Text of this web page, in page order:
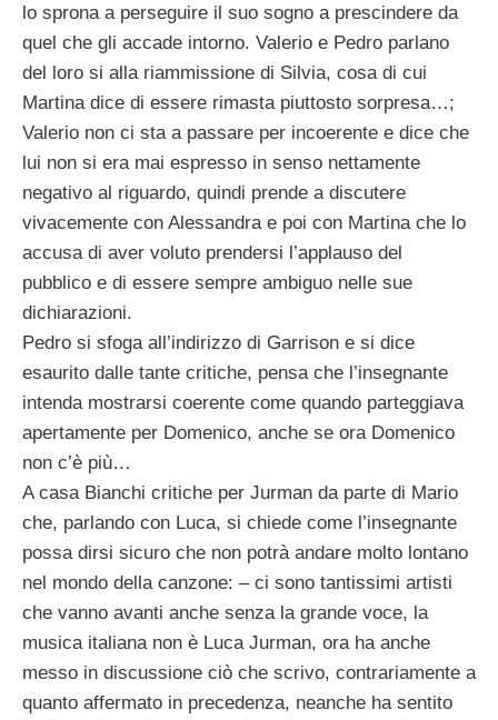
lo sprona a perseguire il suo sogno a prescindere da
quel che gli accade intorno. Valerio e Pedro parlano
del loro si alla riammissione di Silvia, cosa di cui
Martina dice di essere rimasta piuttosto sorpresa…;
Valerio non ci sta a passare per incoerente e dice che
lui non si era mai espresso in senso nettamente
negativo al riguardo, quindi prende a discutere
vivacemente con Alessandra e poi con Martina che lo
accusa di aver voluto prendersi l’applauso del
pubblico e di essere sempre ambiguo nelle sue
dichiarazioni.
Pedro si sfoga all’indirizzo di Garrison e si dice
esaurito dalle tante critiche, pensa che l’insegnante
intenda mostrarsi coerente come quando parteggiava
apertamente per Domenico, anche se ora Domenico
non c’è più…
A casa Bianchi critiche per Jurman da parte di Mario
che, parlando con Luca, si chiede come l’insegnante
possa dirsi sicuro che non potrà andare molto lontano
nel mondo della canzone: – ci sono tantissimi artisti
che vanno avanti anche senza la grande voce, la
musica italiana non è Luca Jurman, ora ha anche
messo in discussione ciò che scrivo, contrariamente a
quanto affermato in precedenza, neanche ha sentito